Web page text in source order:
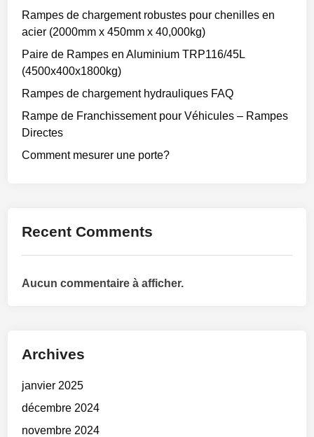
Rampes de chargement robustes pour chenilles en
acier (2000mm x 450mm x 40,000kg)
Paire de Rampes en Aluminium TRP116/45L
(4500x400x1800kg)
Rampes de chargement hydrauliques FAQ
Rampe de Franchissement pour Véhicules – Rampes
Directes
Comment mesurer une porte?
Recent Comments
Aucun commentaire à afficher.
Archives
janvier 2025
décembre 2024
novembre 2024